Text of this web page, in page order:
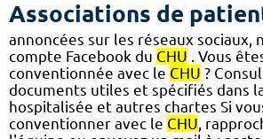
Associations de
annoncées sur les réseaux sociaux,
compte Facebook du CHU . Vous
conventionnée avec le CHU ?
documents utiles et spécifiés dans
hospitalisée et autres chartes Si
conventionner avec le CHU,